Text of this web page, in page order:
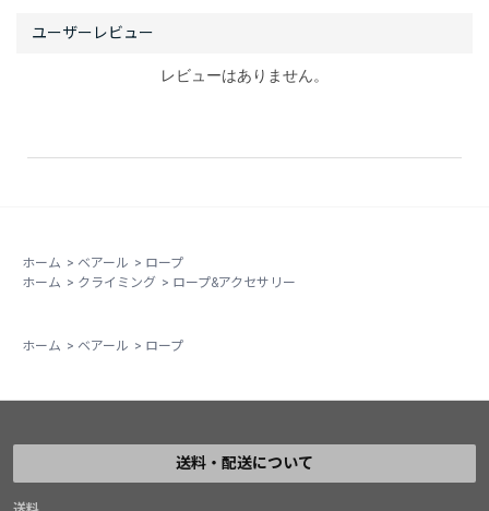
レビューはありません。
止のため必須です。
ンロープだけに荷重しても確実に抜けない処置と、バッ
ら抜けないようにロープ連結の結び目を大きくするこ
す。そのため通常の懸垂下降より引き抜き時に引っ掛か
した確実な結び方で十分に締めること、末端長さは少な
ホーム > ベアール > ロープ
ホーム > クライミング > ロープ&アクセサリー
ホーム > ベアール > ロープ
送料・配送について